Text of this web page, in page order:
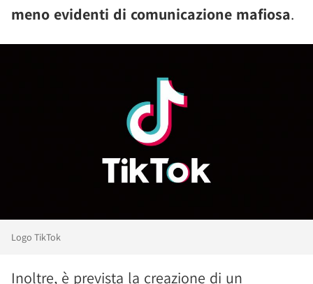
meno evidenti di comunicazione mafiosa.
Logo TikTok
Inoltre, è prevista la creazione di un